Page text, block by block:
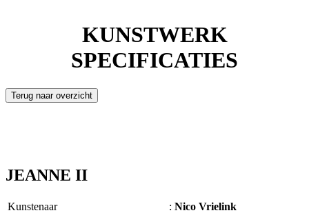
KUNSTWERK
SPECIFICATIES
Terug naar overzicht
JEANNE II
Kunstenaar : Nico Vrielink